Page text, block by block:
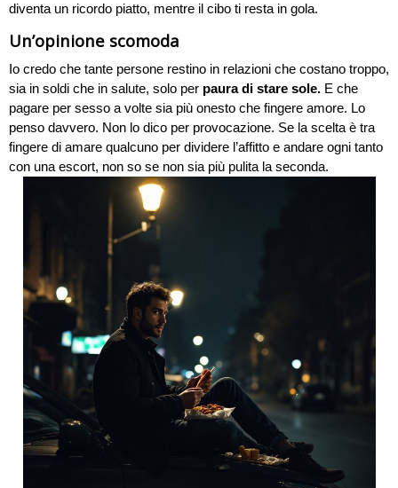
diventa un ricordo piatto, mentre il cibo ti resta in gola.
Un’opinione scomoda
Io credo che tante persone restino in relazioni che costano troppo,
sia in soldi che in salute, solo per paura di stare sole. E che
pagare per sesso a volte sia più onesto che fingere amore. Lo
penso davvero. Non lo dico per provocazione. Se la scelta è tra
fingere di amare qualcuno per dividere l’affitto e andare ogni tanto
con una escort, non so se non sia più pulita la seconda.